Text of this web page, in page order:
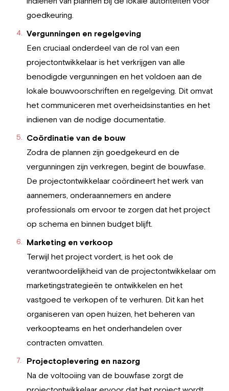
goedkeuring.
Vergunningen en regelgeving
Een cruciaal onderdeel van de rol van een
projectontwikkelaar is het verkrijgen van alle
benodigde vergunningen en het voldoen aan de
lokale bouwvoorschriften en regelgeving. Dit omvat
het communiceren met overheidsinstanties en het
indienen van de nodige documentatie.
Coördinatie van de bouw
Zodra de plannen zijn goedgekeurd en de
vergunningen zijn verkregen, begint de bouwfase.
De projectontwikkelaar coördineert het werk van
aannemers, onderaannemers en andere
professionals om ervoor te zorgen dat het project
op schema en binnen budget blijft.
Marketing en verkoop
Terwijl het project vordert, is het ook de
verantwoordelijkheid van de projectontwikkelaar om
marketingstrategieën te ontwikkelen en het
vastgoed te verkopen of te verhuren. Dit kan het
organiseren van open huizen, het beheren van
verkoopteams en het onderhandelen over
contracten omvatten.
Projectoplevering en nazorg
Na de voltooiing van de bouwfase zorgt de